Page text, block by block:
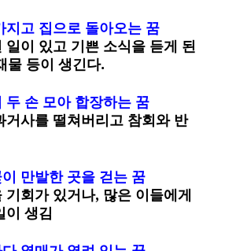
지고 집으로 돌아오는 꿈
일이 있고 기쁜 소식을 듣게 된
물 등이 생긴다.
두 손 모아 합장하는 꿈
거사를 떨쳐버리고 참회와 반
만발한 곳을 걷는 꿈
기회가 있거나, 많은 이들에게
이 생김